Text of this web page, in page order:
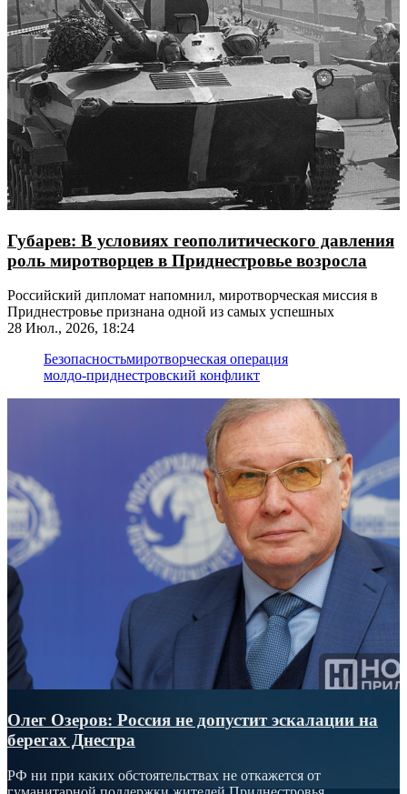
Губарев: В условиях геополитического давления
роль миротворцев в Приднестровье возросла
Российский дипломат напомнил, миротворческая миссия в
Приднестровье признана одной из самых успешных
28 Июл., 2026, 18:24
Безопасностьмиротворческая операция
молдо-приднестровский конфликт
Олег Озеров: Россия не допустит эскалации на
берегах Днестра
РФ ни при каких обстоятельствах не откажется от